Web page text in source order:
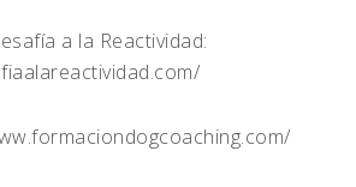
a la Reactividad: